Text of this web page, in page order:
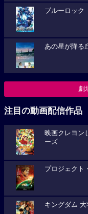
ブルーロック
あの星が降る
劇
注目の動画配信作品
映画クレヨン
ーズ
プロジェクト
キングダム